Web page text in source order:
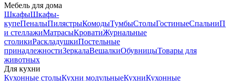
Мебель для дома
ШкафыШкафы-
купеПеналыПилястрыКомодыТумбыСтолыГостиныеСпальни
и стеллажиМатрасыКроватиЖурнальные
столикиРаскладушкиПостельные
принадлежностиЗеркалаВешалкиОбувницыТовары для
животных
Для кухни
Кухонные столыКухни модульныеКухниКухонные